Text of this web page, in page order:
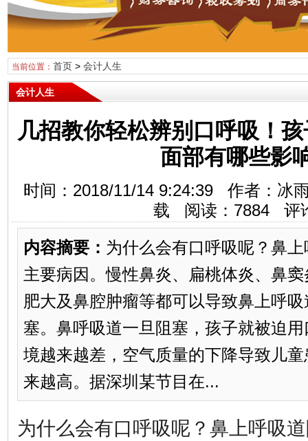
当前位置： 首页> 会计人生
会计人生
几招教你轻松辨别口呼吸！
面部有哪些影
时间：2018/11/14 9:24:39 作者：冰
载 阅读： 7884 评
内容摘要： 为什么会有口呼吸呢？鼻
主要病因。慢性鼻炎、扁桃体炎、鼻
肥大及鼻腔肿瘤等都可以导致鼻上呼
塞。鼻呼吸道一旦阻塞，孩子就被迫
境越来越差，空气质量的下降导致儿
来越高。据深圳某节目在...
为什么会有口呼吸呢？鼻上呼吸